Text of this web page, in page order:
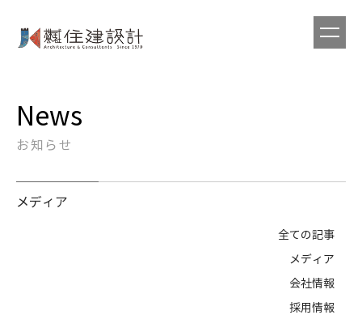
News
お知らせ
メディア
全ての記事
メディア
会社情報
採用情報